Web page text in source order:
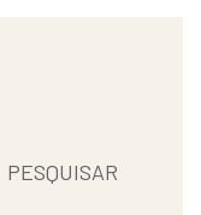
PESQUISAR